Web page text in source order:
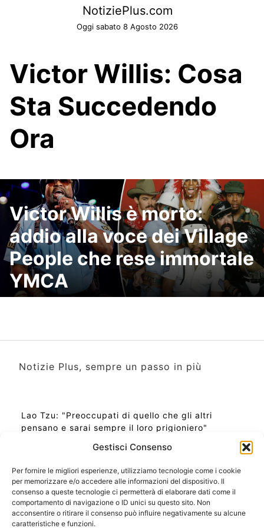
Gestisci Consenso
Per fornire le migliori esperienze, utilizziamo tecnologie come i cookie
per memorizzare e/o accedere alle informazioni del dispositivo. Il
consenso a queste tecnologie ci permetterà di elaborare dati come il
comportamento di navigazione o ID unici su questo sito. Non
acconsentire o ritirare il consenso può influire negativamente su alcune
caratteristiche e funzioni.
NotiziePlus.com
Oggi sabato 8 Agosto 2026
Victor Willis: Cosa
Sta Succedendo
Ora
Victor Willis è morto:
addio alla voce dei Village
People che rese immortale
YMCA
Notizie Plus, sempre un passo in più
Lao Tzu: "Preoccupati di quello che gli altri
pensano e sarai sempre il loro prigioniero"
Ora Esatta in Italia in questo momento
Ti Senti Strano Ultimamente? Potrebbe Essere per
la Risonanza di Schumann
Come Sapere Se Stai Ascendendo alla Quinta